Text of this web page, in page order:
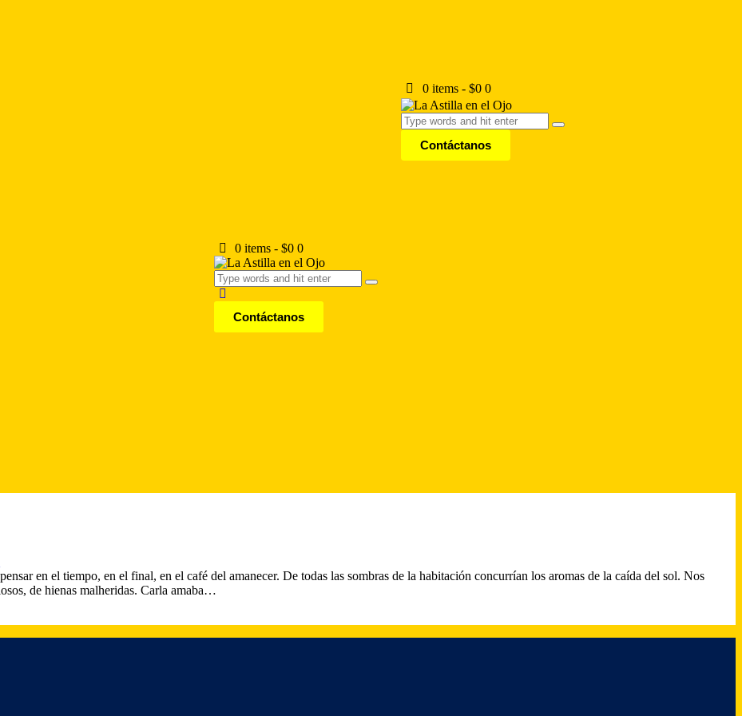
0 items- $0 0
Contáctanos
0 items -$0 0
Contáctanos
en el tiempo, en el final, en el café del amanecer. De todas las sombras de la habitación concurrían los aromas de la caída del sol. Nos
de hienas malheridas. Carla amaba…